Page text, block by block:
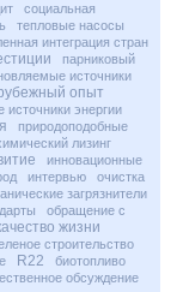
социальная
тепловые насосы
интеграция стран
парниковый
источники
опыт
источники энергии
природоподобные
лизинг
инновационные
интервью
очистка
загрязнители
обращение с
жизни
строительство
R22
биотопливо
обсуждение